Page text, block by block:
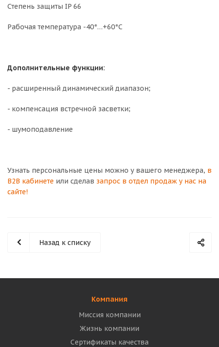
Степень защиты IP 66
Рабочая температура -40°…+60°C
Дополнительные функции:
- расширенный динамический диапазон;
- компенсация встречной засветки;
- шумоподавление
Узнать персональные цены можно у вашего менеджера, в
B2B кабинете или сделав запрос в отдел продаж у нас на
сайте!
Назад к списку
Компания
Миссия компании
Жизнь компании
Сертификаты качества